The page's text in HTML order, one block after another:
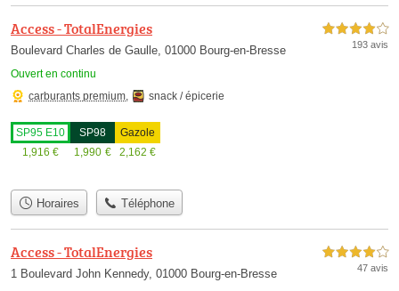
Access - TotalEnergies
Boulevard Charles de Gaulle, 01000 Bourg-en-Bresse
Ouvert en continu
4,0 étoiles sur 5
193 avis
carburants premium, snack / épicerie
SP95 E10
1,916 €
SP98
1,990 €
Gazole
2,162 €
Horaires Téléphone
Access - TotalEnergies
1 Boulevard John Kennedy, 01000 Bourg-en-Bresse
4,0 étoiles sur 5
47 avis